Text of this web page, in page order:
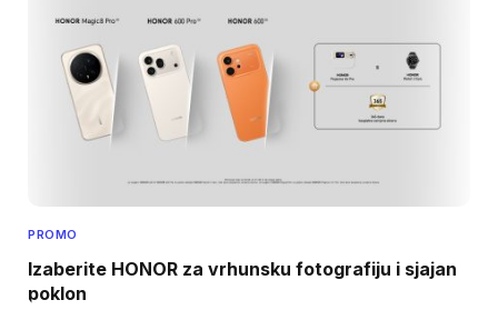
PROMO
Izaberite HONOR za vrhunsku fotografiju i sjajan
poklon